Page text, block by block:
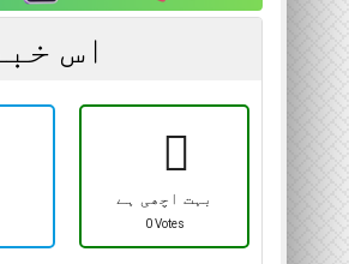
اس
بہت اچھی ہے
0 Votes